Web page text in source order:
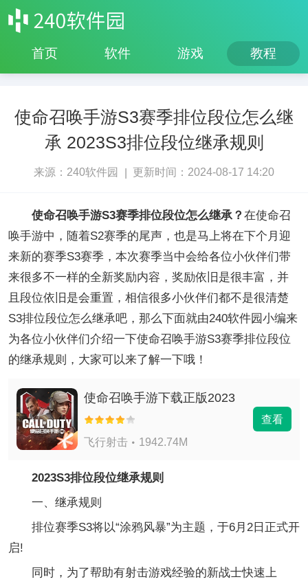
首页 软件 游戏 教程
使命召唤手游S3赛季排位段位怎么继
承 2023S3排位段位继承规则
来源：240软件园 更新时间：2024-08-17 14:20
使命召唤手游S3赛季排位段位怎么继承？ 在使命召
唤手游中，随着S2赛季的尾声，也是马上将在下个月迎
来新的赛季S3赛季，本次赛季当中会给各位小伙伴们带
来很多不一样的全新奖励内容，奖励依旧是很丰富，并
且段位依旧是会重置，相信很多小伙伴们都不是很清楚
S3排位段位怎么继承吧，那么下面就由240软件园小编来
为各位小伙伴们介绍一下使命召唤手游S3赛季排位段位
的继承规则，大家可以来了解一下哦！
使命召唤手游下载正版2023
飞行射击 1942.74M
查看
2023S3排位段位继承规则
一、继承规则
排位赛季S3将以“涂鸦风暴”为主题，于6月2日正式开
启!
同时，为了帮助有射击游戏经验的新战士快速上